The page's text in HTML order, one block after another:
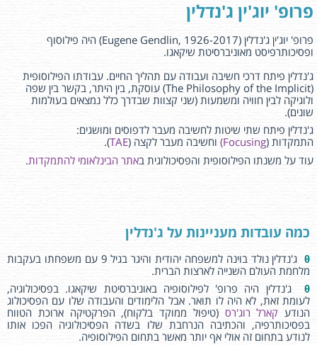
פרופ' יוג'ין ג'נדלין
פרופ' יוג'ין ג'נדלין (Eugene Gendlin, 1926-2017) היה פילוסוף
ופסיכותרפיסט מאוניברסיטת שיקאגו.
ג'נדלין פיתח דרכי חשיבה ועבודה עם תהליך החיים. עבודתו הפילוסופית
(The Philosophy of the Implicit) עוסקת, בין היתר, בקשר בין שפה
ולוגיקה לבין חוויה ומשמעות (שני קצוות שבדרך כלל נמצאים בעולמות
שונים).
ג'נדלין פיתח שתי שיטות לחשיבה מעבר לדפוסים ומושגים:
התמקדות (Focusing) וחשיבה מעבר לקצה .(TAE)
עוד על משנתו הפילוסופית והפסיכולוגית באתר הבינלאומי להתמקדות.
כמה עובדות מעניינות על ג'נדלין
θ
ג'נדלין נולד בוינה למשפחה יהודית והיגר בגיל 9 עם משפחתו בעקבות
מלחמת העולם השנייה לארצות הברית.
θ
ג'נדלין היה פרופ' לפילוסופיה באוניברסיטת שיקאגו. בפסיכולוגיה,
לעומת זאת, לא היה לו תואר. אבל הלימודים והעבודה שלו עם הפסיכולוג
הנודע קארל רוג'רס (טיפול ממוקד בלקוח), הפרקטיקה ארוכת הטווח
בפסיכותרפיה, והכתיבה הנרחבת שלו בשדה הפסיכולוגיה הפכו אותו
לנודע בתחום זה אולי אף יותר מאשר בתחום הפילוסופיה.